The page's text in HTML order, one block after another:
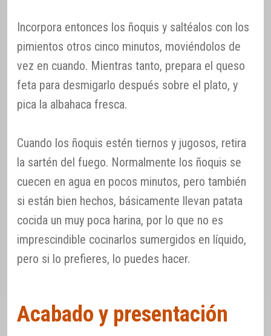
Incorpora entonces los ñoquis y saltéalos con los
pimientos otros cinco minutos, moviéndolos de
vez en cuando. Mientras tanto, prepara el queso
feta para desmigarlo después sobre el plato, y
pica la albahaca fresca.
Cuando los ñoquis estén tiernos y jugosos, retira
la sartén del fuego. Normalmente los ñoquis se
cuecen en agua en pocos minutos, pero también
si están bien hechos, básicamente llevan patata
cocida un muy poca harina, por lo que no es
imprescindible cocinarlos sumergidos en líquido,
pero si lo prefieres, lo puedes hacer.
Acabado y presentación